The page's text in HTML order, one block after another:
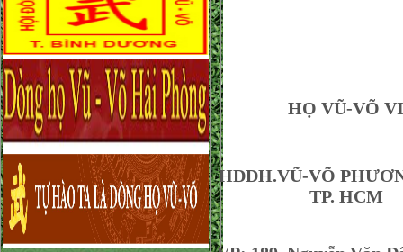
HỌ VŨ-VÕ
HDDH.VŨ-VÕ
TP. HCM